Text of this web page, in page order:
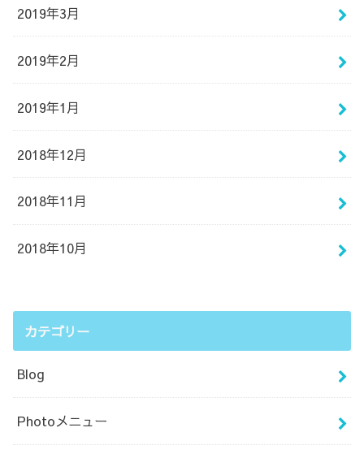
2019年3月
2019年2月
2019年1月
2018年12月
2018年11月
2018年10月
カテゴリー
Blog
Photoメニュー